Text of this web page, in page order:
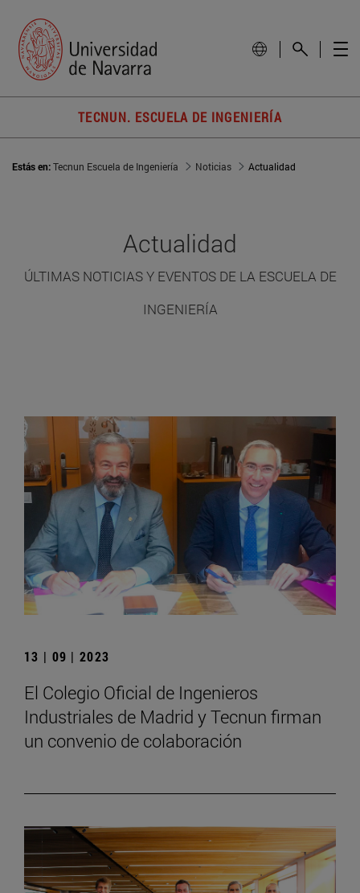
TECNUN. ESCUELA DE INGENIERÍA
Estás en:Tecnun Escuela de Ingeniería Noticias Actualidad
Actualidad
ÚLTIMAS NOTICIAS Y EVENTOS DE LA ESCUELA DE
INGENIERÍA
13 | 09 | 2023
El Colegio Oficial de Ingenieros
Industriales de Madrid y Tecnun firman
un convenio de colaboración